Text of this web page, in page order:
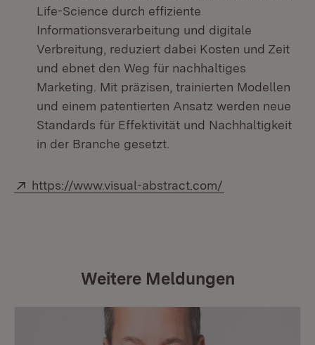
Life-Science durch effiziente
Informationsverarbeitung und digitale
Verbreitung, reduziert dabei Kosten und Zeit
und ebnet den Weg für nachhaltiges
Marketing. Mit präzisen, trainierten Modellen
und einem patentierten Ansatz werden neue
Standards für Effektivität und Nachhaltigkeit
in der Branche gesetzt.
Extern:
https://www.visual-abstract.com/
Weitere Meldungen